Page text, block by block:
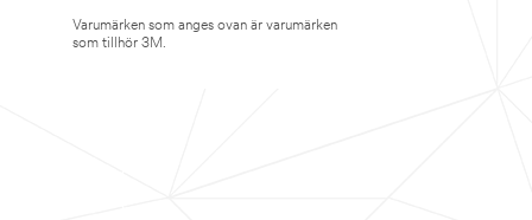
Varumärken som anges ovan är varumärken
som tillhör 3M.